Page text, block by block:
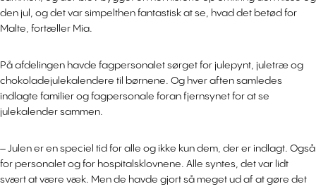
den jul, og det var simpelthen fantastisk at se, hvad det betød for
Malte, fortæller Mia.
På afdelingen havde fagpersonalet sørget for julepynt, juletræ og
chokoladejulekalendere til børnene. Og hver aften samledes
indlagte familier og fagpersonale foran fjernsynet for at se
julekalender sammen.
– Julen er en speciel tid for alle og ikke kun dem, der er indlagt. Også
for personalet og for hospitalsklovnene. Alle syntes, det var lidt
svært at være væk. Men de havde gjort så meget ud af at gøre det